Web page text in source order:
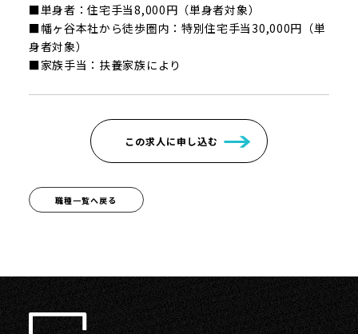
■単身者：住宅手当8,000円（単身者対象）
■幡ヶ谷本社から徒歩圏内：特別住宅手当30,000円（単
身者対象）
■家族手当：扶養家族により
この求人に申し込む
職種一覧へ戻る